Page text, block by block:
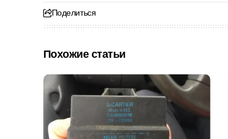
Поделиться
Похожие статьи